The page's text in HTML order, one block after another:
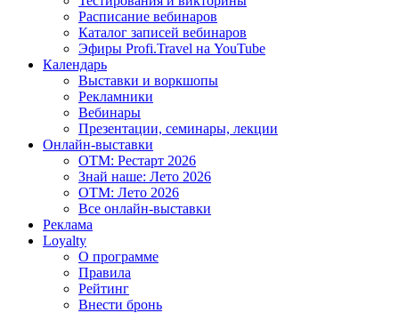
Расписание вебинаров
Каталог записей вебинаров
Эфиры Profi.Travel на YouTube
Календарь
Выставки и воркшопы
Рекламники
Вебинары
Презентации, семинары, лекции
Онлайн-выставки
OTM: Рестарт 2026
Знай наше: Лето 2026
OTM: Лето 2026
Все онлайн-выставки
Реклама
Loyalty
О программе
Правила
Рейтинг
Внести бронь